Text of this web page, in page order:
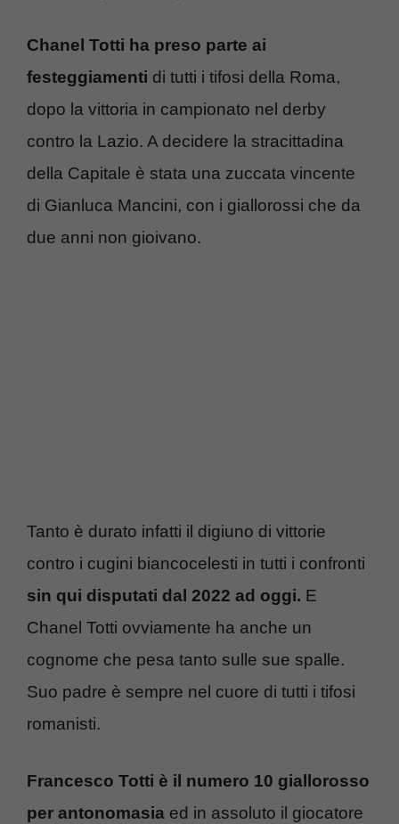
Chanel Totti ha preso parte ai
festeggiamenti di tutti i tifosi della Roma,
dopo la vittoria in campionato nel derby
contro la Lazio. A decidere la stracittadina
della Capitale è stata una zuccata vincente
di Gianluca Mancini, con i giallorossi che da
due anni non gioivano.
Tanto è durato infatti il digiuno di vittorie
contro i cugini biancocelesti in tutti i confronti
sin qui disputati dal 2022 ad oggi. E
Chanel Totti ovviamente ha anche un
cognome che pesa tanto sulle sue spalle.
Suo padre è sempre nel cuore di tutti i tifosi
romanisti.
Francesco Totti è il numero 10 giallorosso
per antonomasia ed in assoluto il giocatore